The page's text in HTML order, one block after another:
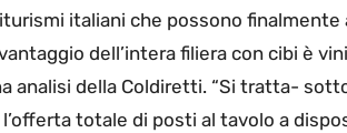
italiani che possono
dell’intera filiera con cibi è
analisi della Coldiretti. “Si tratta-
totale di posti al tavolo a